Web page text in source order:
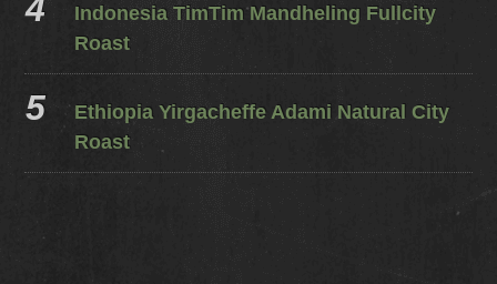
Indonesia TimTim Mandheling Fullcity
Roast
Ethiopia Yirgacheffe Adami Natural City
Roast